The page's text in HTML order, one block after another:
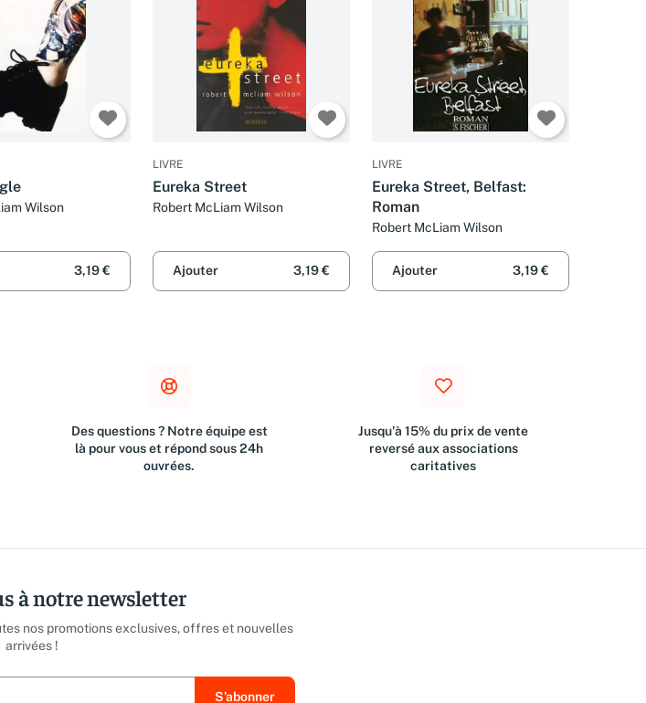
Wilson
3,19 €
LIVRE
Eureka Street
Robert McLiam Wilson
Ajouter 3,19 €
LIVRE
Eureka Street, Belfast:
Roman
Robert McLiam Wilson
Ajouter 3,19 €
Des questions ? Notre équipe est
là pour vous et répond sous 24h
ouvrées.
Jusqu'à 15% du prix de vente
reversé aux associations
caritatives
à notre newsletter
nos promotions exclusives, offres et nouvelles
arrivées !